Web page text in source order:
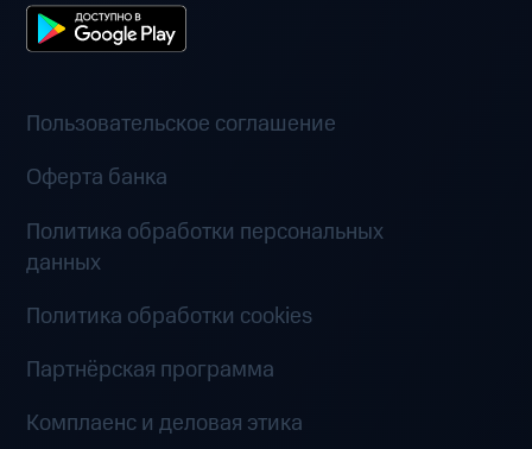
Пользовательское соглашение
Оферта банка
Политика обработки персональных
данных
Политика обработки cookies
Партнёрская программа
Комплаенс и деловая этика